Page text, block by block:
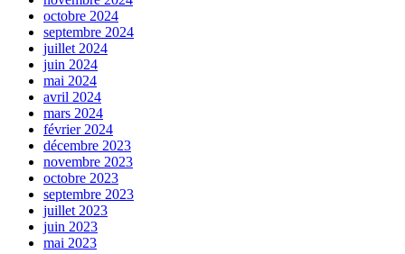
octobre 2024
septembre 2024
juillet 2024
juin 2024
mai 2024
avril 2024
mars 2024
février 2024
décembre 2023
novembre 2023
octobre 2023
septembre 2023
juillet 2023
juin 2023
mai 2023